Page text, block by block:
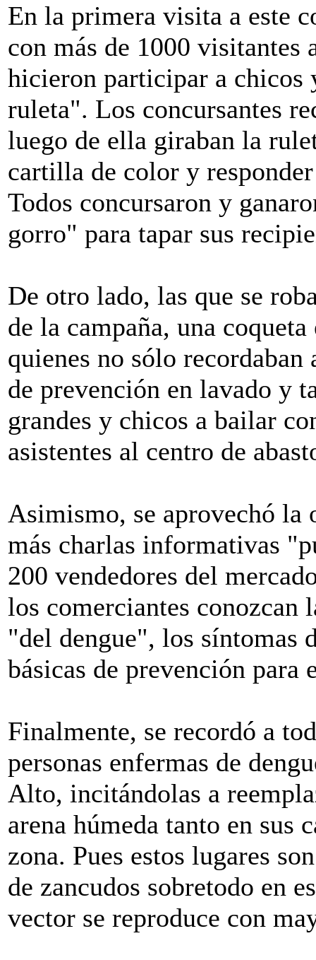
En la primera visita a este
con más de 1000
hicieron participar a chicos
ruleta". Los concursantes
luego de ella giraban la
cartilla de color y
Todos concursaron y
gorro" para tapar sus
De otro lado, las que se
de la campaña, una
quienes no sólo
de prevención en lavado y
grandes y chicos a bailar
asistentes al centro de
Asimismo, se aprovechó la
más charlas informativas
200 vendedores del
los comerciantes conozcan
"del dengue", los síntomas
básicas de prevención para
Finalmente, se recordó a
personas enfermas de
Alto, incitándolas a
arena húmeda tanto en sus
zona. Pues estos lugares
de zancudos sobretodo en
vector se reproduce con